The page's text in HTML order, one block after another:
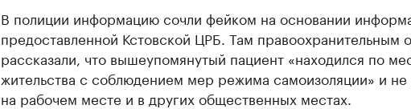
В полиции информацию сочли фейком на основании
предоставленной Кстовской ЦРБ. Там правоохранительным
рассказали, что вышеупомянутый пациент «находился по
жительства с соблюдением мер режима самоизоляции» и не
на рабочем месте и в других общественных местах.